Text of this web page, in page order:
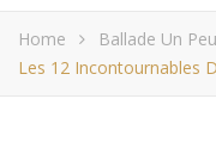
Home
Ballade Un
Les 12 Incontournables